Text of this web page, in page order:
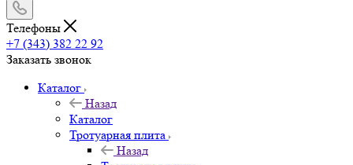
Телефоны
+7 (343) 382 22 92
Заказать звонок
Каталог
Назад
Каталог
Тротуарная плита
Назад